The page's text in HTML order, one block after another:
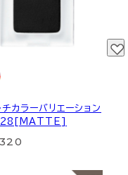
カラーバリエーション